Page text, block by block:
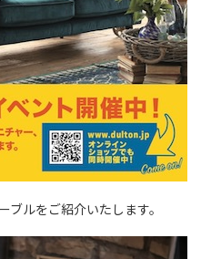
ルをご紹介いたします。